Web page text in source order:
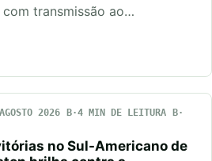
transmissão ao…
2026
4 MIN DE LEITURA
no Sul-Americano de